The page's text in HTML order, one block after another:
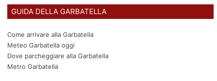
GUIDA DELLA GARBATELLA
Come arrivare alla Garbatella
Meteo Garbatella oggi
Dove parcheggiare alla Garbatella
Metro Garbatella